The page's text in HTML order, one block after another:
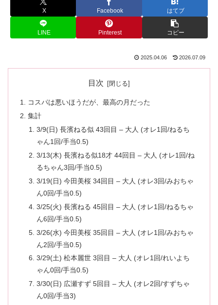
X Facebook はてブ
LINE Pinterest コピー
2025.04.06 2026.07.09
目次
コスパは悪いほうだが、最高の月だった
集計
3/9(日) 長濱ねる似 43回目 – 大人 (オレ1回/ねるち
ゃん1回/手当0.5)
3/13(木) 長濱ねる似18才 44回目 – 大人 (オレ1回/ね
るちゃん3回/手当0.5)
3/19(日) 今田美桜 34回目 – 大人 (オレ3回/みおちゃ
ん0回/手当0.5)
3/25(火) 長濱ねる 45回目 – 大人 (オレ1回/ねるちゃ
ん6回/手当0.5)
3/26(水) 今田美桜 35回目 – 大人 (オレ1回/みおちゃ
ん2回/手当0.5)
3/29(土) 松本麗世 3回目 – 大人 (オレ1回/れいよち
ゃん0回/手当0.5)
3/30(日) 広瀬すず 5回目 – 大人 (オレ2回/すずちゃ
ん0回/手当3)